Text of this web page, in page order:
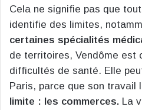
Cela ne signifie pas que
identifie des limites,
certaines spécialités
de territoires, Vendôme est
difficultés de santé. Elle
Paris, parce que son travail
limite : les commerces. La